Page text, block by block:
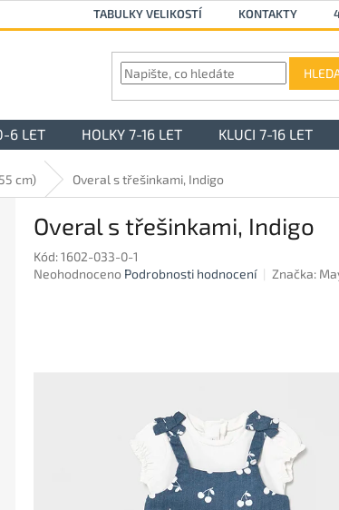
TABULKY VELIKOSTÍ KONTAKTY
6 LET HOLKY 7-16 LET KLUCI 7-16 LET
cm) Overal s třešinkami, Indigo
Overal s třešinkami, Indigo
Kód:1602-033-0-1
Průměrné
Neohodnoceno Podrobnosti hodnocení Značka: